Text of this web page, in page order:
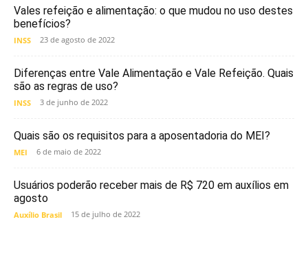
Vales refeição e alimentação: o que mudou no uso destes
benefícios?
INSS 23 de agosto de 2022
Diferenças entre Vale Alimentação e Vale Refeição. Quais
são as regras de uso?
INSS 3 de junho de 2022
Quais são os requisitos para a aposentadoria do MEI?
MEI 6 de maio de 2022
Usuários poderão receber mais de R$ 720 em auxílios em
agosto
Auxílio Brasil 15 de julho de 2022